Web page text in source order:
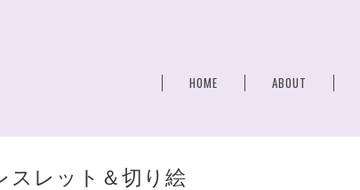
HOME ABOUT
スレット＆切り絵